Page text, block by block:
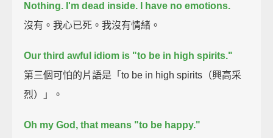
Nothing. I'm dead inside. I have no emotions.
沒有。我心已死。我沒有情緒。
Our third awful idiom is "to be in high spirits."
第三個可怕的片語是「to be in high spirits（興高采
烈）」。
Oh my God, that means "to be happy."